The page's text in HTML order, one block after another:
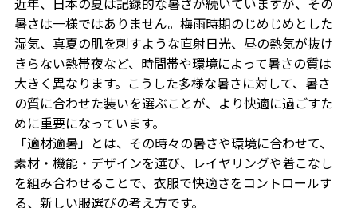
暑さは一様ではありません。梅雨時期のじめじめとした
湿気、真夏の肌を刺すような直射日光、昼の熱気が抜け
きらない熱帯夜など、時間帯や環境によって暑さの質は
大きく異なります。こうした多様な暑さに対して、暑さ
の質に合わせた装いを選ぶことが、より快適に過ごすた
めに重要になっています。
「適材適暑」とは、その時々の暑さや環境に合わせて、
素材・機能・デザインを選び、レイヤリングや着こなし
を組み合わせることで、衣服で快適さをコントロールす
る、新しい服選びの考え方です。